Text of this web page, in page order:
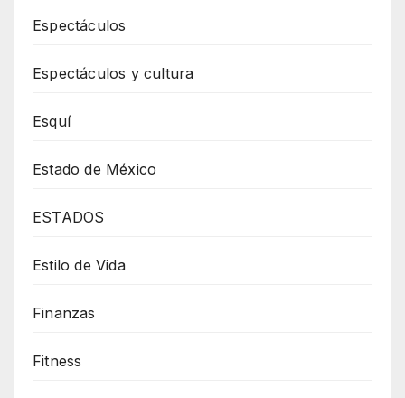
Espectáculos
Espectáculos y cultura
Esquí
Estado de México
ESTADOS
Estilo de Vida
Finanzas
Fitness